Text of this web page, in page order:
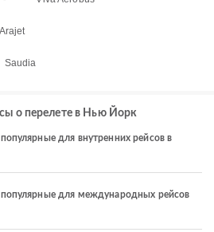
Arajet
Saudia
о перелете в Нью Йорк
для внутренних рейсов в
для международных рейсов